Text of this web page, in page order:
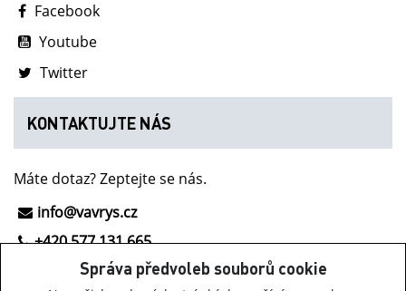
Správa předvoleb souborů cookie
Facebook
Youtube
Twitter
KONTAKTUJTE NÁS
Máte dotaz? Zeptejte se nás.
info@vavrys.cz
+420 577 131 665